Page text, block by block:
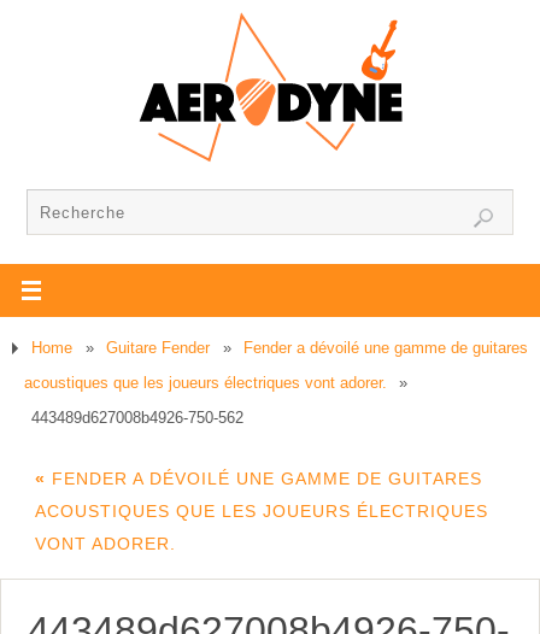
Home » Guitare Fender »
Fender a dévoilé une gamme de guitares
acoustiques que les joueurs électriques vont adorer.
»
443489d627008b4926-750-562
« FENDER A DÉVOILÉ UNE GAMME DE GUITARES
ACOUSTIQUES QUE LES JOUEURS ÉLECTRIQUES
VONT ADORER.